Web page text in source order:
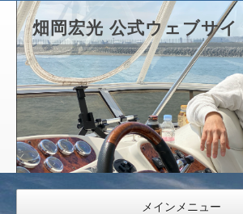
畑岡宏光 公式ウェブサイ
メインメニュー